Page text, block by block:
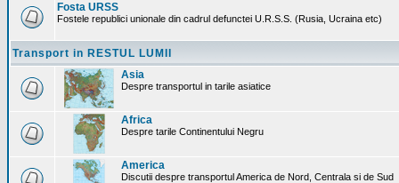
Fosta URSS
Fostele republici unionale din cadrul defunctei U.R.S.S. (Rusia, Ucraina etc)
Transport in RESTUL LUMII
Asia
Despre transportul in tarile asiatice
Africa
Despre tarile Continentului Negru
America
Discutii despre transportul America de Nord, Centrala si de Sud